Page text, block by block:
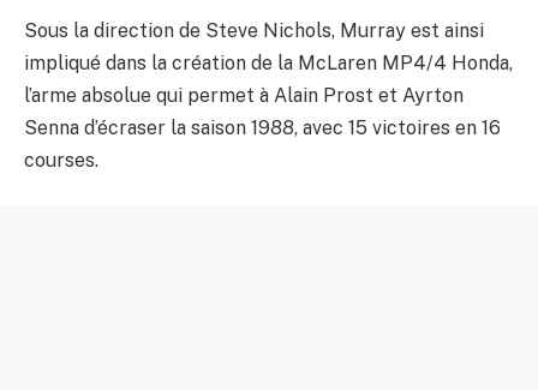
Sous la direction de Steve Nichols, Murray est ainsi
impliqué dans la création de la McLaren MP4/4 Honda,
l’arme absolue qui permet à Alain Prost et Ayrton
Senna d’écraser la saison 1988, avec 15 victoires en 16
courses.